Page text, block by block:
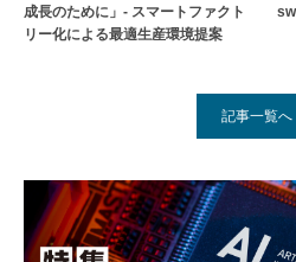
成長のために」- スマートファクト
リー化による最適生産環境提案
記事一覧へ